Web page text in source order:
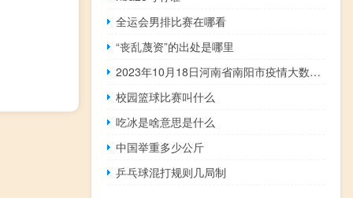
全运会男排比赛在哪看
“丧乱蔑资”的出处是哪里
2023年10月18日河南省南阳市疫情大数据-今日/今天疫情全网搜索最新实时消息动态情况通知播报
校园篮球比赛叫什么
吃冰是啥意思是什么
中国举重多少公斤
乒乓球混打规则几局制